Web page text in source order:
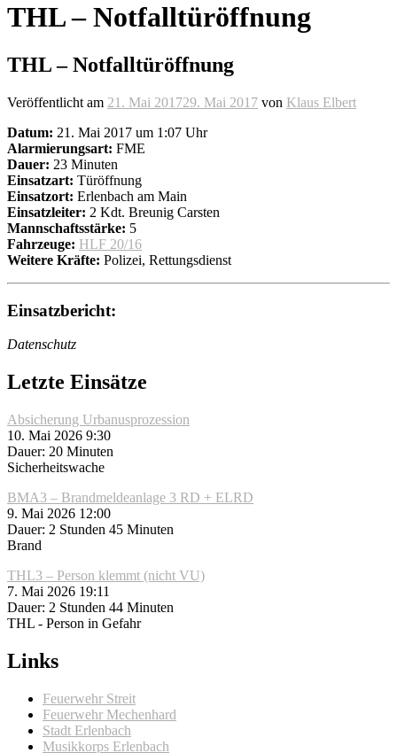
THL – Notfalltüröffnung
THL – Notfalltüröffnung
Veröffentlicht am 21. Mai 201729. Mai 2017 von Klaus Elbert
Datum: 21. Mai 2017 um 1:07 Uhr
Alarmierungsart: FME
Dauer: 23 Minuten
Einsatzart: Türöffnung
Einsatzort: Erlenbach am Main
Einsatzleiter: 2 Kdt. Breunig Carsten
Mannschaftsstärke: 5
Fahrzeuge: HLF 20/16
Weitere Kräfte: Polizei, Rettungsdienst
Einsatzbericht:
Datenschutz
Letzte Einsätze
Absicherung Urbanusprozession
10. Mai 2026 9:30
Dauer: 20 Minuten
Sicherheitswache
BMA3 – Brandmeldeanlage 3 RD + ELRD
9. Mai 2026 12:00
Dauer: 2 Stunden 45 Minuten
Brand
THL3 – Person klemmt (nicht VU)
7. Mai 2026 19:11
Dauer: 2 Stunden 44 Minuten
THL - Person in Gefahr
Links
Feuerwehr Streit
Feuerwehr Mechenhard
Stadt Erlenbach
Musikkorps Erlenbach